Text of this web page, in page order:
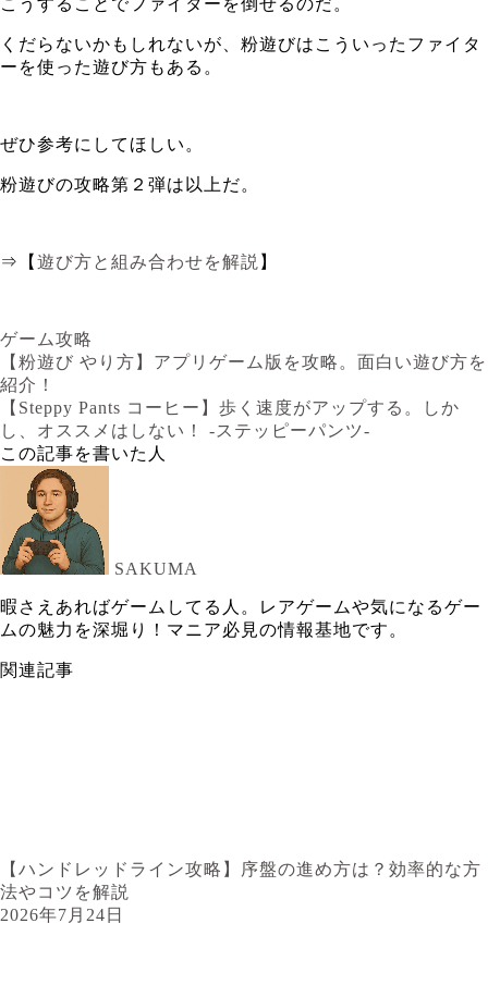
こうすることでファイターを倒せるのだ。
くだらないかもしれないが、粉遊びはこういったファイタ
ーを使った遊び方もある。
ぜひ参考にしてほしい。
粉遊びの攻略第２弾は以上だ。
⇒【 遊び方と組み合わせを解説 】
ゲーム攻略
【粉遊び やり方】アプリゲーム版を攻略。面白い遊び方を
紹介！
【Steppy Pants コーヒー】歩く速度がアップする。しか
し、オススメはしない！ -ステッピーパンツ-
この記事を書いた人
SAKUMA
暇さえあればゲームしてる人。レアゲームや気になるゲー
ムの魅力を深堀り！マニア必見の情報基地です。
関連記事
【ハンドレッドライン攻略】序盤の進め方は？効率的な方
法やコツを解説
2026年7月24日